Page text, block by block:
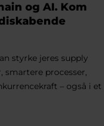
og AI. Kom
styrke jeres supply
smartere processer,
– også i et